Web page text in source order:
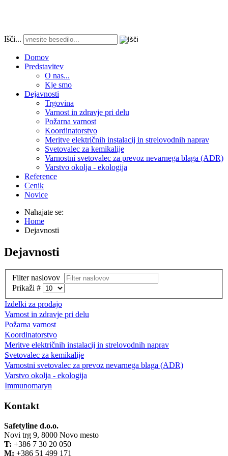
Išči...
Domov
Predstavitev
O nas...
Kje smo
Dejavnosti
Trgovina
Varnost in zdravje pri delu
Požarna varnost
Koordinatorstvo
Meritve električnih instalacij in strelovodnih naprav
Svetovalec za kemikalije
Varnostni svetovalec za prevoz nevarnega blaga (ADR)
Varstvo okolja - ekologija
Reference
Cenik
Novice
Nahajate se:
Home
Dejavnosti
Dejavnosti
Filter naslovov
Prikaži #
Izdelki za prodajo
Varnost in zdravje pri delu
Požarna varnost
Koordinatorstvo
Meritve električnih instalacij in strelovodnih naprav
Svetovalec za kemikalije
Varnostni svetovalec za prevoz nevarnega blaga (ADR)
Varstvo okolja - ekologija
Immunomaryn
Kontakt
Safetyline d.o.o.
Novi trg 9, 8000 Novo mesto
T: +386 7 30 20 050
M: +386 51 499 171